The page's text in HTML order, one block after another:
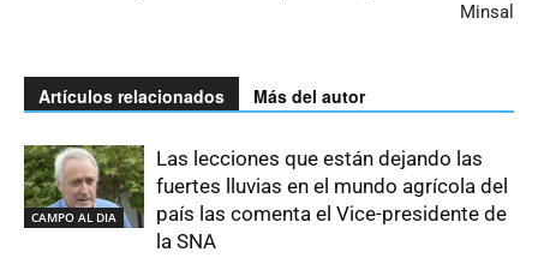
Minsal
Artículos relacionados Más del autor
CAMPO AL DIA
Las lecciones que están dejando las
fuertes lluvias en el mundo agrícola del
país las comenta el Vice-presidente de
la SNA